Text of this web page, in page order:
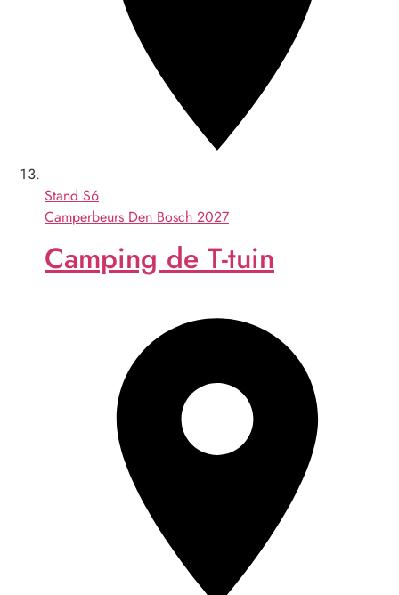
Stand S6
Camperbeurs Den Bosch 2027
Camping de T-tuin